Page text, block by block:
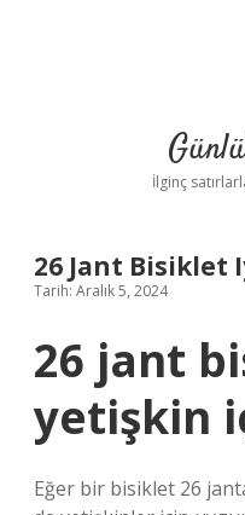
İlginç
26 Jant Bisiklet
Tarih: Aralık 5, 2024
26 jant
yetişkin
Eğer bir bisiklet 26